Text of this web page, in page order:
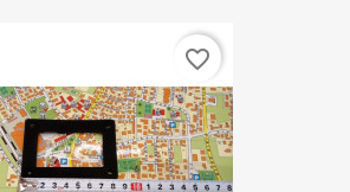
favorite_border